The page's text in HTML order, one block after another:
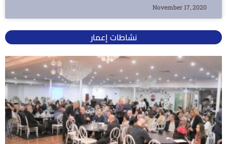
November 17, 2020
نشاطات إعمار